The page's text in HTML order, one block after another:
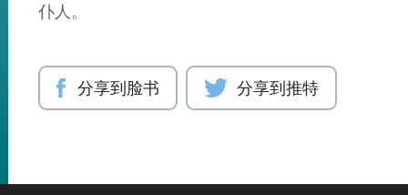
仆人。
分享到脸书 分享到推特